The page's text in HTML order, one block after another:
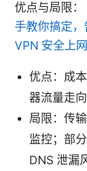
优点与局限：
手教你搞定，
VPN 安全上
优点：成
器流量走向
局限：传
监控；部
DNS 泄漏